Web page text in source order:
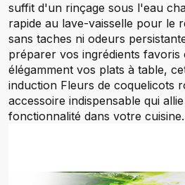
suffit d'un rinçage sous l'eau
rapide au lave-vaisselle pour le
sans taches ni odeurs
préparer vos ingrédients
élégamment vos plats à table,
induction Fleurs de coquelicots
accessoire indispensable qui
fonctionnalité dans votre cuisine.